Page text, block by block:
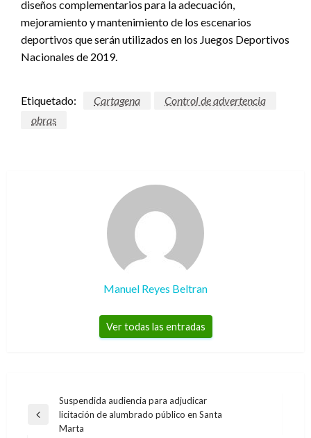
diseños complementarios para la adecuación,
mejoramiento y mantenimiento de los escenarios
deportivos que serán utilizados en los Juegos Deportivos
Nacionales de 2019.
Etiquetado: Cartagena
Control de advertencia
obras
Manuel Reyes Beltran
Ver todas las entradas
Navegación
de
Entrada
anterior
Suspendida audiencia para adjudicar
licitación de alumbrado público en Santa
Marta